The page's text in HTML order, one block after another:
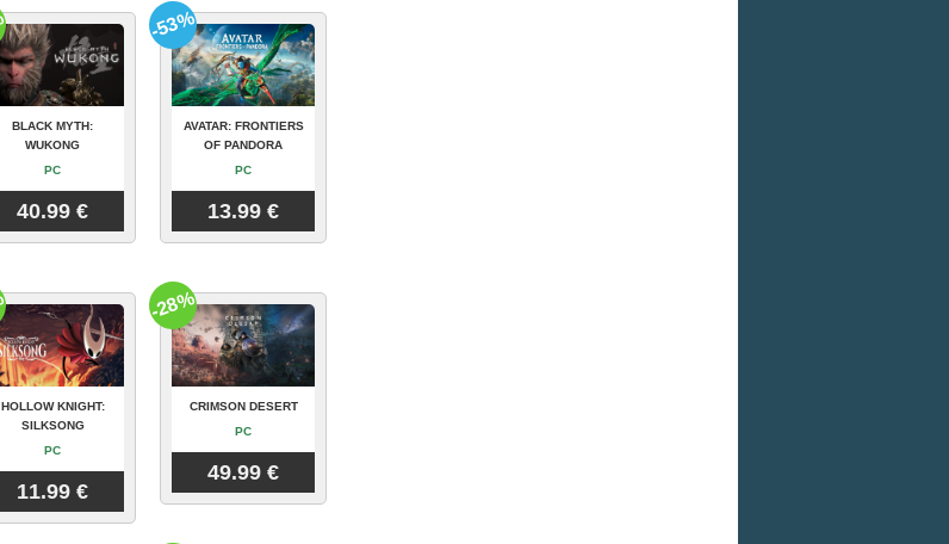
BLACK MYTH:
WUKONG
PC
40.99 €
AVATAR: FRONTIERS
OF PANDORA
PC
13.99 €
-53%
HOLLOW KNIGHT:
SILKSONG
PC
11.99 €
CRIMSON DESERT
PC
49.99 €
-28%